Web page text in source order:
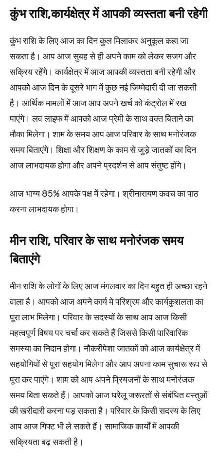
कुंभ राशि,कार्यक्षेत्र में आपकी व्यस्तता बनी रहेगी
कुंभ राशि के लिए आज का दिन कुल मिलाकर अनुकूल कहा जा
सकता है। आप आज सुबह से ही अपने काम को लेकर सजग और
सक्रिय रहेंगे। कार्यक्षेत्र में आज आपकी व्यस्तता बनी रहेगी और
आपको आज दिन के दूसरे भाग में कुछ नई जिम्मेदारी दी जा सकती
है। आर्थिक मामलों में आज आप अपने खर्च को कंट्रोल में रख
पाएंगे। लव लाइफ में आपको आज प्रेमी के साथ वक्त बिताने का
मौका मिलेगा। शाम के समय आप आज परिवार के साथ मनोरंजक
समय बिताएंगे। शिक्षा और शिक्षण के काम से जुड़े जातकों का दिन
आज लाभदायक होगा और अपने प्रदर्शन से आप संतुष्ट होंगे।
आज भाग्य 85% आपके पक्ष में रहेगा। श्रीनारायण कवच का पाठ
करना लाभदायक होगा।
मीन राशि, परिवार के साथ मनोरंजक समय
बिताएंगे
मीन राशि के लोगों के लिए आज मंगलवार का दिन बहुत ही अच्छा रहने
वाला है। आपको आज अपने कार्य मे परिश्रम और कार्यकुशलता का
पूरा लाभ मिलेगा। परिवार के सदस्यों के साथ आप आज किसी
महत्वपूर्ण विषय पर चर्चा कर सकते हैं जिससे किसी पारिवारिक
समस्या का निदान होगा। नौकरीपेशा जातकों को आज कार्यक्षेत्र में
सहयोगियों से पूरा सहयोग मिलेगा और आप अपना काम सुचारू रूप से
पूरा कर पाएंगे। शाम को आप अपने प्रियजनों के साथ मनोरंजक
समय बिता सकते हैं। आपको आज घरेलू जरूरतों से संबंधित वस्तुओं
की खरीदारी करना पड़ सकता है। परिवार के किसी सदस्य के लिए
आप आज गिफ्ट भी ले सकते हैं। सामाजिक कार्यों में आपकी
सक्रियता बढ़ सकती है।